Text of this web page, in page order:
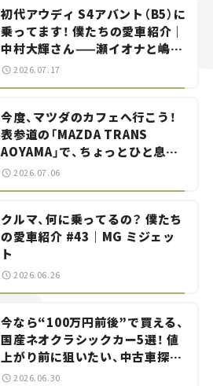
初代アウディ S4アバント（B5）に
乗ってます！ 僕たちの愛車紹介｜
中村大輝さん——瀬イオナと嶋田
智之の「クルマでざっくばらんば
らん！」＃20
2026.07.17
今度、マツダのカフェへ行こう！
表参道の「MAZDA TRANS
AOYAMA」で、ちょっとひと息。
——連載｜CCGとクルマでどうす
2026.07.06
クルマ、何に乗ってるの？ 僕たち
の愛車紹介 #43｜MG ミジェッ
ト
2026.06.26
今なら“100万円前後”で買える、
国産ネオクラシックカー5選！ 値
上がり前に狙いたい、中古車探し
をお手伝い――ちょっとイケてるマ
2026.06.30